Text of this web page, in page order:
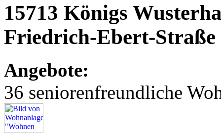
15713 Königs
Friedrich-Ebert-Straße
Angebote:
36 seniorenfreundliche